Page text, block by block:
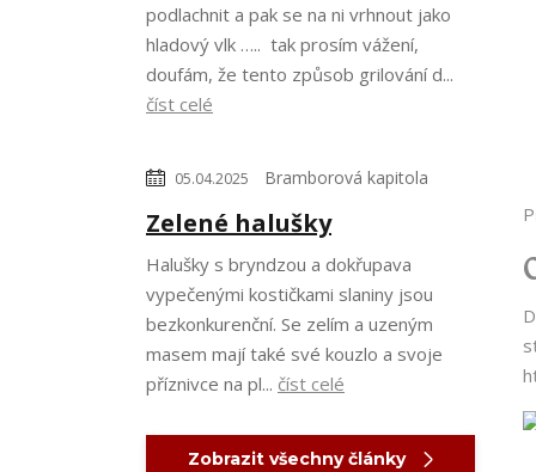
podlachnit a pak se na ni vrhnout jako
hladový vlk ….. tak prosím vážení,
doufám, že tento způsob grilování d...
číst celé
05.04.2025 Bramborová kapitola
Zelené halušky
Halušky s bryndzou a dokřupava
vypečenými kostičkami slaniny jsou
bezkonkurenční. Se zelím a uzeným
masem mají také své kouzlo a svoje
příznivce na pl... číst celé
Zobrazit všechny články